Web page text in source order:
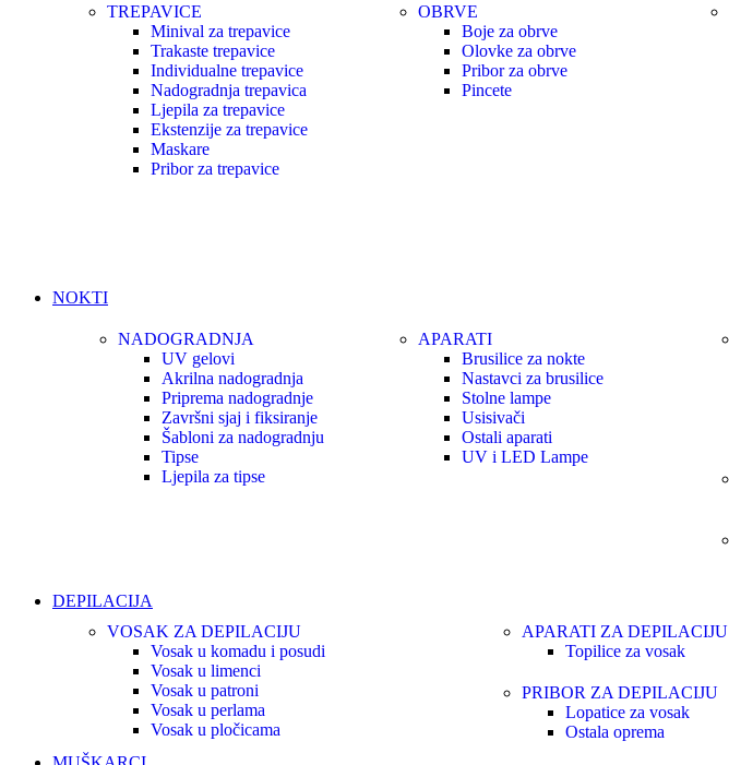
TREPAVICE
Minival za trepavice
Trakaste trepavice
Individualne trepavice
Nadogradnja trepavica
Ljepila za trepavice
Ekstenzije za trepavice
Maskare
Pribor za trepavice
OBRVE
Boje za obrve
Olovke za obrve
Pribor za obrve
Pincete
NOKTI
NADOGRADNJA
UV gelovi
Akrilna nadogradnja
Priprema nadogradnje
Završni sjaj i fiksiranje
Šabloni za nadogradnju
Tipse
Ljepila za tipse
APARATI
Brusilice za nokte
Nastavci za brusilice
Stolne lampe
Usisivači
Ostali aparati
UV i LED Lampe
DEPILACIJA
VOSAK ZA DEPILACIJU
Vosak u komadu i posudi
Vosak u limenci
Vosak u patroni
Vosak u perlama
Vosak u pločicama
APARATI ZA DEPILACIJU
Topilice za vosak
PRIBOR ZA DEPILACIJU
Lopatice za vosak
Ostala oprema